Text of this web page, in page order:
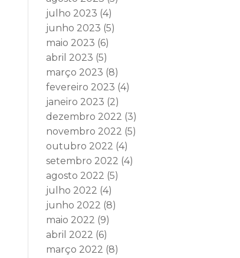
julho 2023 (4)
junho 2023 (5)
maio 2023 (6)
abril 2023 (5)
março 2023 (8)
fevereiro 2023 (4)
janeiro 2023 (2)
dezembro 2022 (3)
novembro 2022 (5)
outubro 2022 (4)
setembro 2022 (4)
agosto 2022 (5)
julho 2022 (4)
junho 2022 (8)
maio 2022 (9)
abril 2022 (6)
março 2022 (8)